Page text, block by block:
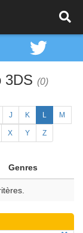
3DS (0)
J K L M
X Y Z
Genres